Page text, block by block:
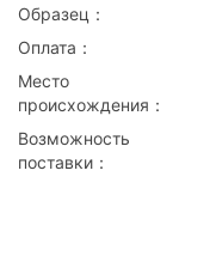
Образец：
Оплата：
Место
происхождения：
Возможность
поставки：